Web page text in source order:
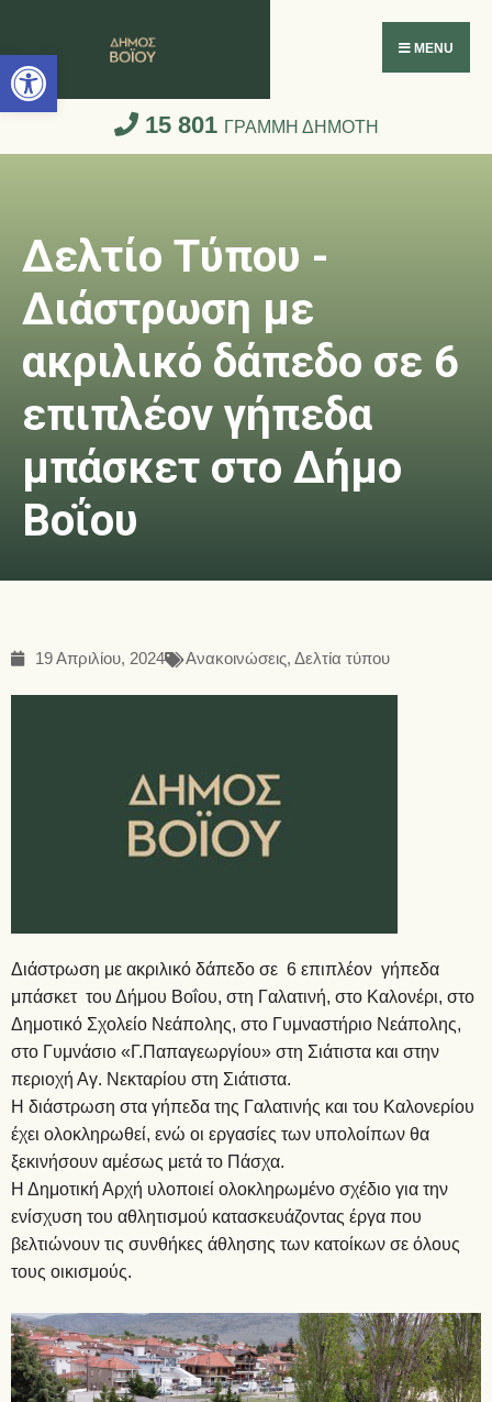
Ανοίξτε τη γραμμή εργαλείων
MENU
15 801 ΓΡΑΜΜΗ ΔΗΜΟΤΗ
Δελτίο Τύπου -
Διάστρωση με
ακριλικό δάπεδο σε 6
επιπλέον γήπεδα
μπάσκετ στο Δήμο
Βοΐου
19 Απριλίου, 2024 Ανακοινώσεις,Δελτία τύπου
Διάστρωση με ακριλικό δάπεδο σε 6 επιπλέον γήπεδα
μπάσκετ του Δήμου Βοΐου, στη Γαλατινή, στο Καλονέρι, στο
Δημοτικό Σχολείο Νεάπολης, στο Γυμναστήριο Νεάπολης,
στο Γυμνάσιο «Γ.Παπαγεωργίου» στη Σιάτιστα και στην
περιοχή Αγ. Νεκταρίου στη Σιάτιστα.
Η διάστρωση στα γήπεδα της Γαλατινής και του Καλονερίου
έχει ολοκληρωθεί, ενώ οι εργασίες των υπολοίπων θα
ξεκινήσουν αμέσως μετά το Πάσχα.
Η Δημοτική Αρχή υλοποιεί ολοκληρωμένο σχέδιο για την
ενίσχυση του αθλητισμού κατασκευάζοντας έργα που
βελτιώνουν τις συνθήκες άθλησης των κατοίκων σε όλους
τους οικισμούς.